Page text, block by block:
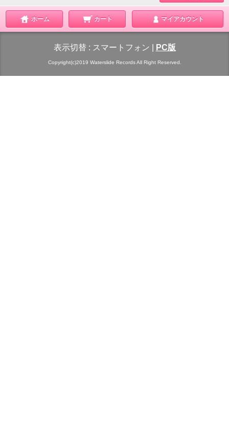
ホーム カート マイアカウント
表示切替 : スマートフォン PC版
Copyright(c)2019 Waterslide Records All Right Reserved.